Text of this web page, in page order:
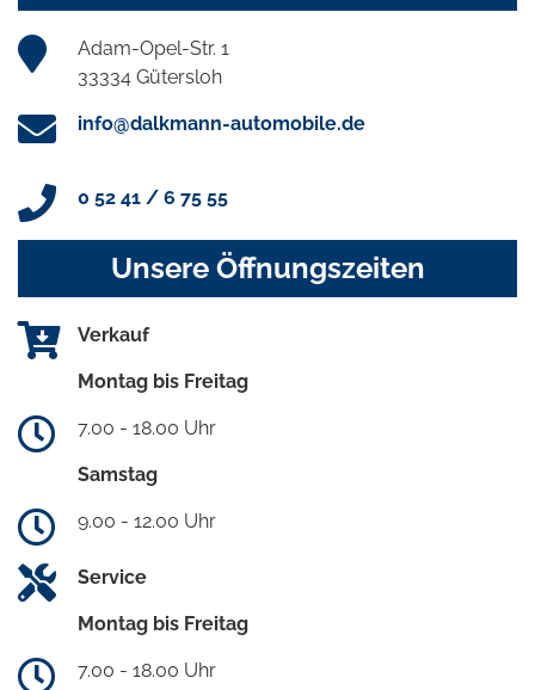
Adam-Opel-Str. 1
33334 Gütersloh
info@dalkmann-automobile.de
0 52 41 / 6 75 55
Unsere Öffnungszeiten
Verkauf
Montag bis Freitag
7.00 - 18.00 Uhr
Samstag
9.00 - 12.00 Uhr
Service
Montag bis Freitag
7.00 - 18.00 Uhr